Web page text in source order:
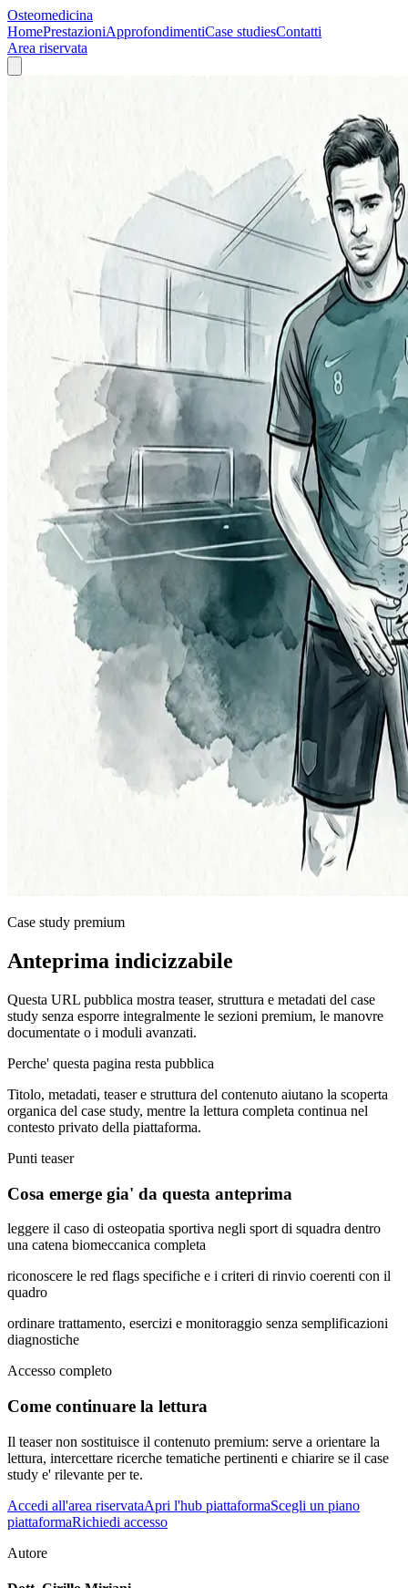
Osteomedicina
HomePrestazioniApprofondimentiCase studiesContatti
Area riservata
Case study premium
Anteprima indicizzabile
Questa URL pubblica mostra teaser, struttura e metadati del case
study senza esporre integralmente le sezioni premium, le manovre
documentate o i moduli avanzati.
Perche' questa pagina resta pubblica
Titolo, metadati, teaser e struttura del contenuto aiutano la scoperta
organica del case study, mentre la lettura completa continua nel
contesto privato della piattaforma.
Punti teaser
Cosa emerge gia' da questa anteprima
leggere il caso di osteopatia sportiva negli sport di squadra dentro
una catena biomeccanica completa
riconoscere le red flags specifiche e i criteri di rinvio coerenti con il
quadro
ordinare trattamento, esercizi e monitoraggio senza semplificazioni
diagnostiche
Accesso completo
Come continuare la lettura
Il teaser non sostituisce il contenuto premium: serve a orientare la
lettura, intercettare ricerche tematiche pertinenti e chiarire se il case
study e' rilevante per te.
Accedi all'area riservataApri l'hub piattaformaScegli un piano
piattaformaRichiedi accesso
Autore